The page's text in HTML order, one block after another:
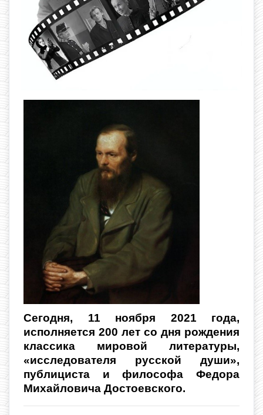
Сегодня, 11 ноября 2021 года,
исполняется 200 лет со дня рождения
классика мировой литературы,
«исследователя русской души»,
публициста и философа Федора
Михайловича Достоевского.